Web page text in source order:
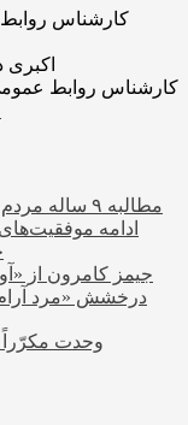
کارشناس
اکبری
کارشناس روابط
مطالبه ۹ ساله مردم غرب البرز محقق شد
ادامه
جیمز کامرون از
درخشش «مرد آرام»
وحدت مکرّراً